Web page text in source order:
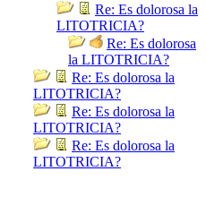
Re: Es dolorosa la
LITOTRICIA?
Re: Es dolorosa
la LITOTRICIA?
Re: Es dolorosa la
LITOTRICIA?
Re: Es dolorosa la
LITOTRICIA?
Re: Es dolorosa la
LITOTRICIA?